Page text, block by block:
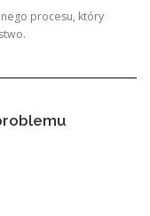
procesu, który